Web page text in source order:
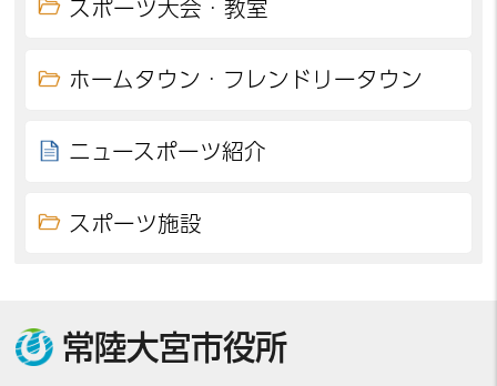
スポーツ大会・教室
ホームタウン・フレンドリータウン
ニュースポーツ紹介
スポーツ施設
常陸大宮市役所